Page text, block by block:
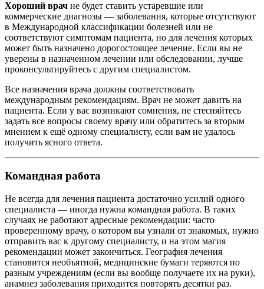
Хороший врач не будет ставить устаревшие или
коммерческие диагнозы — заболевания, которые отсутствуют
в Международной классификации болезней или не
соответствуют симптомам пациента, но для лечения которых
может быть назначено дорогостоящее лечение. Если вы не
уверены в назначенном лечении или обследовании, лучше
проконсультируйтесь с другим специалистом.
Все назначения врача должны соответствовать
международным рекомендациям. Врач не может давить на
пациента. Если у вас возникают сомнения, не стесняйтесь
задать все вопросы своему врачу или обратитесь за вторым
мнением к ещё одному специалисту, если вам не удалось
получить ясного ответа.
Командная работа
Не всегда для лечения пациента достаточно усилий одного
специалиста — иногда нужна командная работа. В таких
случаях не работают адресные рекомендации: часто
проверенному врачу, о котором вы узнали от знакомых, нужно
отправить вас к другому специалисту, и на этом магия
рекомендации может закончиться. География лечения
становится необъятной, медицинские бумаги теряются по
разным учреждениям (если вы вообще получаете их на руки),
анамнез заболевания приходится повторять десятки раз.